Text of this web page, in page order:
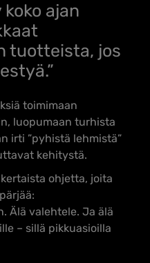
ajan
tuotteista, jos
toimimaan
luopumaan turhista
irti ”pyhistä lehmistä”
kehitystä.
ohjetta, joita
Älä valehtele. Ja älä
– sillä pikkuasioilla